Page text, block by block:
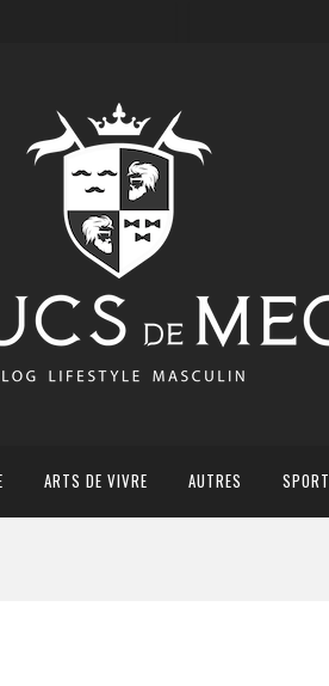
ARTS DE VIVRE AUTRES SPORT